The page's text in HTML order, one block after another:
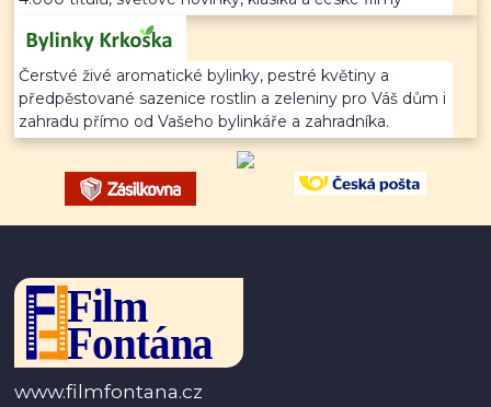
Čerstvé živé aromatické bylinky, pestré květiny a
předpěstované sazenice rostlin a zeleniny pro Váš dům i
zahradu přímo od Vašeho bylinkáře a zahradníka.
www.filmfontana.cz